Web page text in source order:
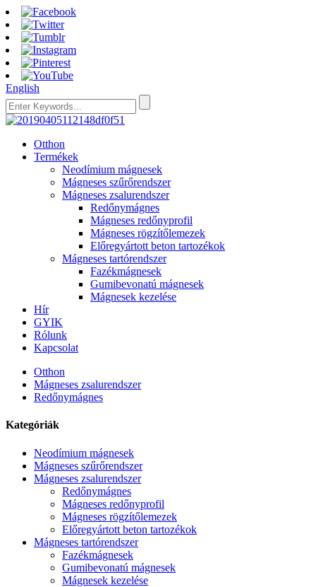
English
Otthon
Termékek
Neodímium mágnesek
Mágneses szűrőrendszer
Mágneses zsalurendszer
Redőnymágnes
Mágneses redőnyprofil
Mágneses rögzítőlemezek
Előregyártott beton tartozékok
Mágneses tartórendszer
Fazékmágnesek
Gumibevonatú mágnesek
Mágnesek kezelése
Hír
GYIK
Rólunk
Kapcsolat
Otthon
Mágneses zsalurendszer
Redőnymágnes
Kategóriák
Neodímium mágnesek
Mágneses szűrőrendszer
Mágneses zsalurendszer
Redőnymágnes
Mágneses redőnyprofil
Mágneses rögzítőlemezek
Előregyártott beton tartozékok
Mágneses tartórendszer
Fazékmágnesek
Gumibevonatú mágnesek
Mágnesek kezelése